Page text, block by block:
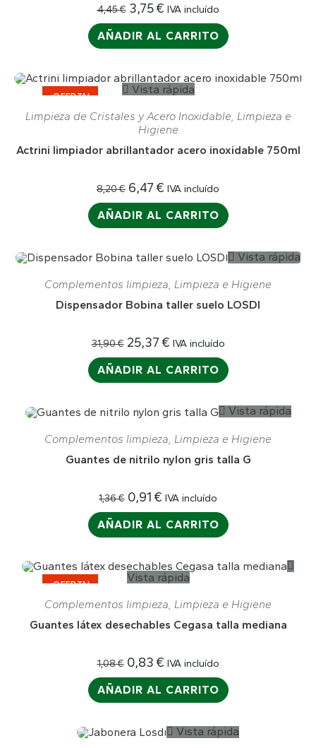
4,45€ 3,75€ IVA incluído
AÑADIR AL CARRITO
¡OFERTA!
Vista rápida
Limpieza de Cristales y Acero Inoxidable, Limpieza e
Higiene
Actrini limpiador abrillantador acero inoxidable 750ml
8,20€ 6,47 € IVA incluído
AÑADIR AL CARRITO
Vista rápida
Complementos limpieza, Limpieza e Higiene
Dispensador Bobina taller suelo LOSDI
31,90€ 25,37 € IVA incluído
AÑADIR AL CARRITO
Vista rápida
Complementos limpieza Limpieza e Higiene
Guantes de nitrilo nylon gris talla G
1,36€ 0,91 € IVA incluído
AÑADIR AL CARRITO
¡OFERTA!
Vista rápida
Complementos limpieza, Limpieza e Higiene
Guantes látex desechables Cegasa talla mediana
1,08€ 0,83 € IVA incluído
AÑADIR AL CARRITO
Vista rápida